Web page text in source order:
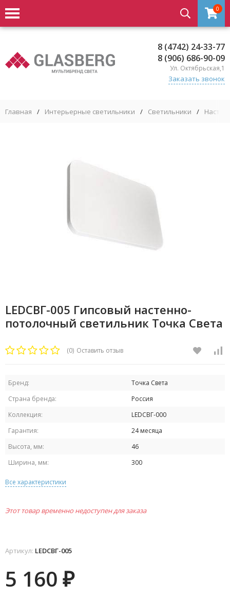
0
8 (4742) 24-33-77
8 (906) 686-90-09
Ул. Октябрьская,1
Заказать звонок
Главная / Интерьерные светильники / Светильники /
LEDСВГ-005 Гипсовый настенно-
потолочный светильник Точка Света
(0) Оставить отзыв
Бренд:
Точка Света
Страна бренда:
Россия
Коллекция:
LEDСВГ-000
Гарантия:
24 месяца
Высота, мм:
46
Ширина, мм:
300
Все характеристики
Этот товар временно недоступен для заказа
Артикул: LEDСВГ-005
5 160 ₽